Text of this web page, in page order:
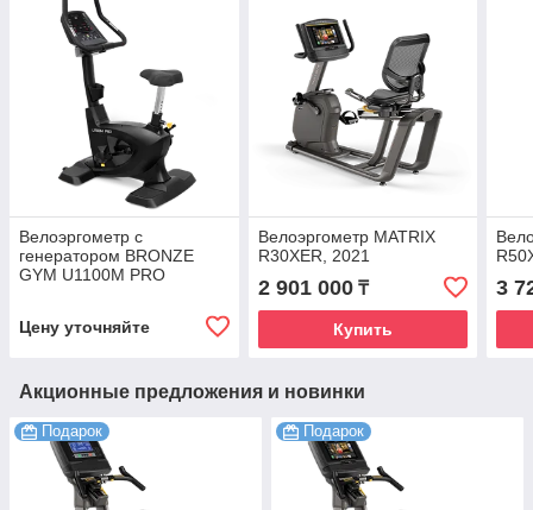
Велоэргометр с
генератором BRONZE
GYM U1100M PRO
Цену уточняйте
Велоэргометр MATRIX
R30XER, 2021
2 901 000₸
Купить
3
Акционные предложения и новинки
Подарок Подарок